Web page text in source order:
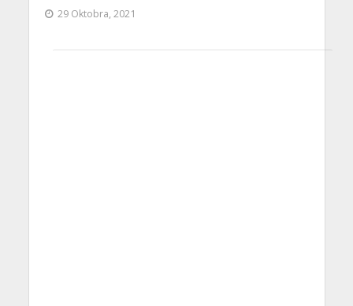
29 Oktobra, 2021